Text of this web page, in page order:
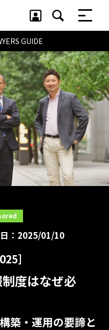
GUIDE
：2025/01/10
］
度はなぜ必
築・運用の要諦と